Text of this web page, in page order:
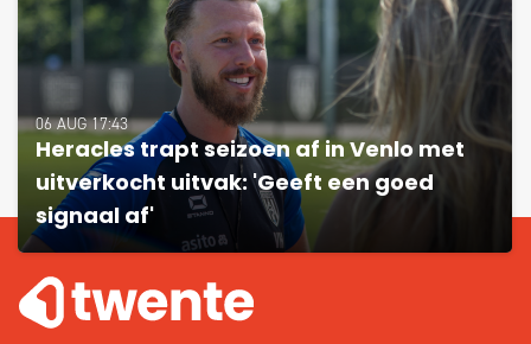
06 AUG 17:43
Heracles trapt seizoen af in Venlo met
uitverkocht uitvak: 'Geeft een goed
signaal af'